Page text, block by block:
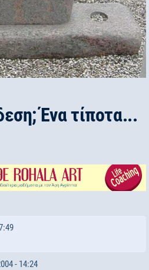
Ένα τίποτα...
- 14:24